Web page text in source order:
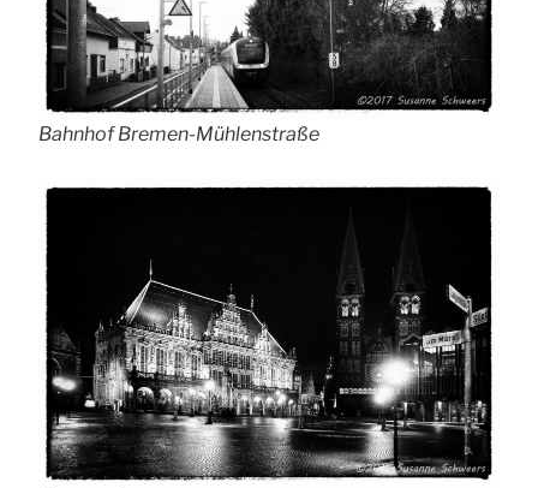
Bahnhof Bremen-Mühlenstraße